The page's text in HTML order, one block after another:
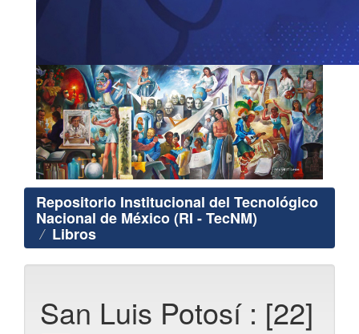
Repositorio Institucional del Tecnológico
Nacional de México (RI - TecNM)
Libros
San Luis Potosí : [22]